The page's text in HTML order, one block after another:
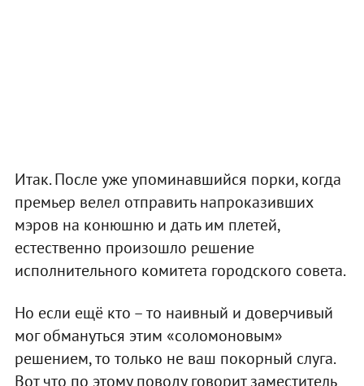
Итак. После уже упоминавшийся порки, когда
премьер велел отправить напроказивших
мэров на конюшню и дать им плетей,
естественно произошло решение
исполнительного комитета городского совета.
Но если ещё кто – то наивный и доверчивый
мог обмануться этим «соломоновым»
решением, то только не ваш покорный слуга.
Вот что по этому поводу говорит заместитель